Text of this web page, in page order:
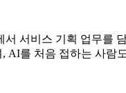
서비스 기획 업무를
AI를 처음 접하는 사람